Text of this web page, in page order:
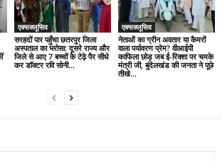
एक्सक्लूसिव
सरहदों पार पहुँचा छतरपुर जिला
अस्पताल का भरोसा: दूसरे राज्य और
जिले से आए 7 बच्चों के टेढ़े पैर सीधे
कर डॉक्टर रवि सोनी...
एक्सक्लूसिव
नेताओं का ग्रीन अवतार या कैमरों
वाला पर्यावरण प्रेम? वीआईपी
काफिला छोड़ जब ई-रिक्शा पर चमके
मंत्री जी, बुंदेलखंड की जनता ने पूछे
तीखे...